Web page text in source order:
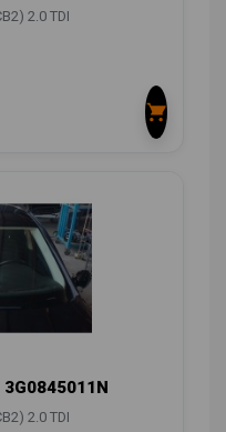
2.0 TDI
3G0845011N
2.0 TDI